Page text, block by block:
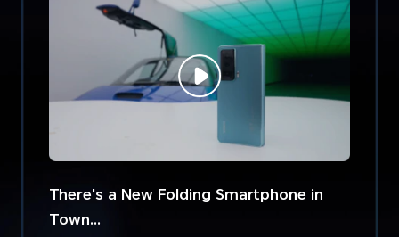
There's a New Folding Smartphone in
Town...